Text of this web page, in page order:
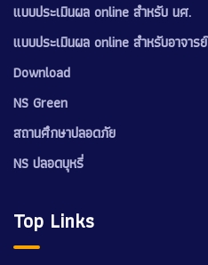
แบบประเมินผล online สำหรับ นศ.
แบบประเมินผล online สำหรับอาจารย์
Download
NS Green
สถานศึกษาปลอดภัย
NS ปลอดบุหรี่
Top Links